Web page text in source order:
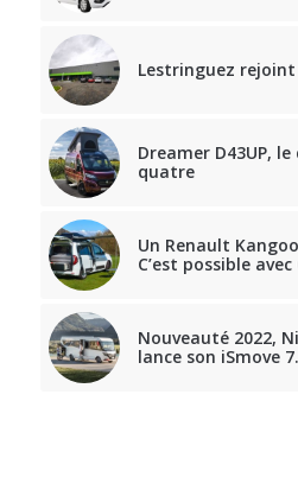
Lestringuez
Dreamer D43UP,
quatre
Un Renault
C’est possible
Nouveauté 2022,
lance son iSmove